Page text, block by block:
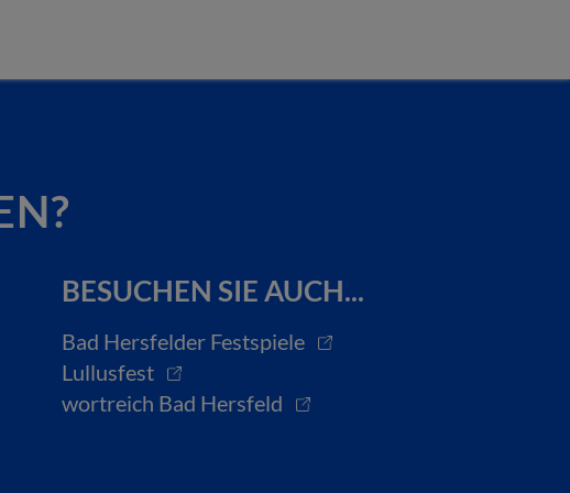
BESUCHEN SIE AUCH...
Bad Hersfelder Festspiele
Lullusfest
wortreich Bad Hersfeld